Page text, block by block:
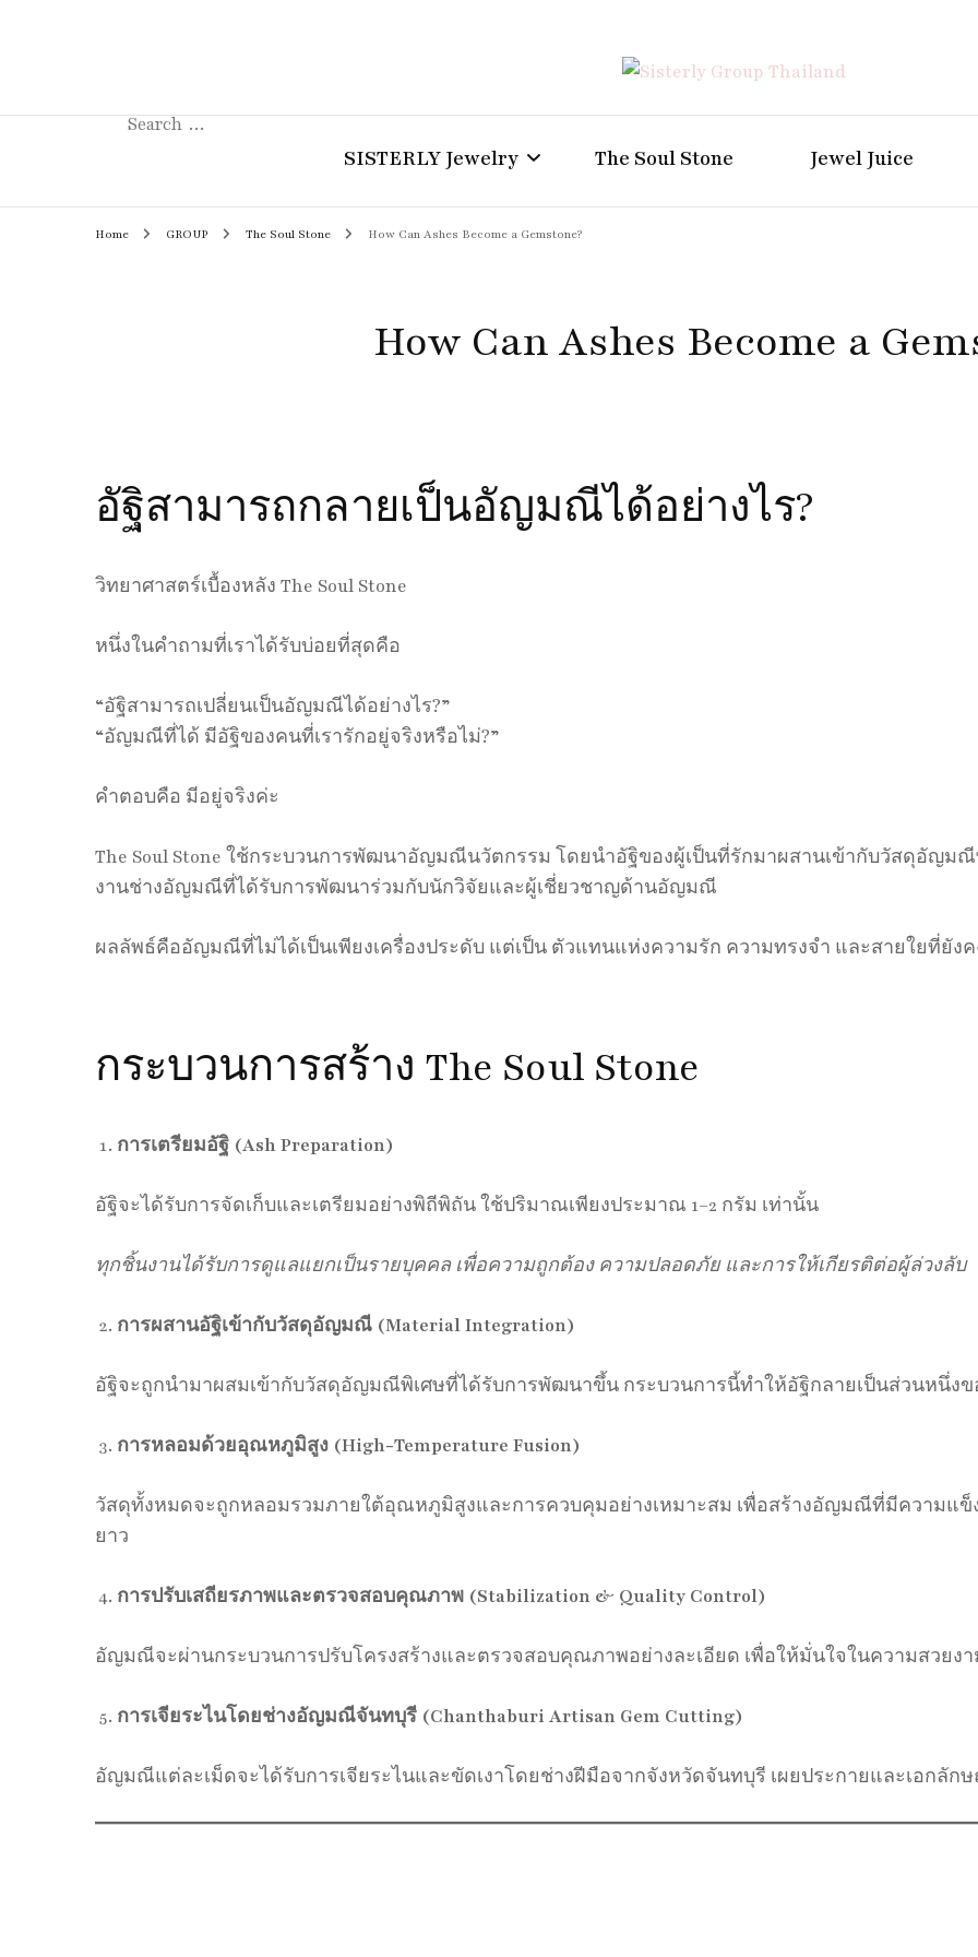
Search
Positive Power Jewelry แหวนแต่งงาน เครื่องประดับ
SISTERLY Jewelry
GUIDE
The Soul Stone Jewel Juice
Home GROUP The Soul Stone How Can Ashes Become a Gemstone?
How Can Ashes Become a
อัฐิสามารถกลายเป็นอัญมณีได้อย่างไร?
วิทยาศาสตร์เบื้องหลัง The Soul Stone
หนึ่งในคำถามที่เราได้รับบ่อยที่สุดคือ
“อัฐิสามารถเปลี่ยนเป็นอัญมณีได้อย่างไร?”
“อัญมณีที่ได้ มีอัฐิของคนที่เรารักอยู่จริงหรือไม่?”
คำตอบคือ มีอยู่จริงค่ะ
The Soul Stone ใช้กระบวนการพัฒนาอัญมณีนวัตกรรม โดยนำอัฐิของผู้เป็นที่รักมาผสานเข้ากับวัสดุอัญม
งานช่างอัญมณีที่ได้รับการพัฒนาร่วมกับนักวิจัยและผู้เชี่ยวชาญด้านอัญมณี
ผลลัพธ์คืออัญมณีที่ไม่ได้เป็นเพียงเครื่องประดับ แต่เป็น ตัวแทนแห่งความรัก ความทรงจำ และสายใยที่ยังค
กระบวนการสร้าง The Soul Stone
การเตรียมอัฐิ (Ash Preparation)
อัฐิจะได้รับการจัดเก็บและเตรียมอย่างพิถีพิถัน ใช้ปริมาณเพียงประมาณ 1–2 กรัม เท่านั้น
ทุกชิ้นงานได้รับการดูแลแยกเป็นรายบุคคล เพื่อความถูกต้อง ความปลอดภัย และการให้เกียรติต่อผู้ล่วงลับ
การผสานอัฐิเข้ากับวัสดุอัญมณี (Material Integration)
อัฐิจะถูกนำมาผสมเข้ากับวัสดุอัญมณีพิเศษที่ได้รับการพัฒนาขึ้น กระบวนการนี้ทำให้อัฐิกลายเป็นส่วนหนึ่ง
การหลอมด้วยอุณหภูมิสูง (High-Temperature Fusion)
วัสดุทั้งหมดจะถูกหลอมรวมภายใต้อุณหภูมิสูงและการควบคุมอย่างเหมาะสม เพื่อสร้างอัญมณีที่มีความแข็
ยาว
การปรับเสถียรภาพและตรวจสอบคุณภาพ (Stabilization & Quality Control)
อัญมณีจะผ่านกระบวนการปรับโครงสร้างและตรวจสอบคุณภาพอย่างละเอียด เพื่อให้มั่นใจในความสวยง
การเจียระไนโดยช่างอัญมณีจันทบุรี (Chanthaburi Artisan Gem Cutting)
อัญมณีแต่ละเม็ดจะได้รับการเจียระไนและขัดเงาโดยช่างฝีมือจากจังหวัดจันทบุรี เผยประกายและเอกลักษ